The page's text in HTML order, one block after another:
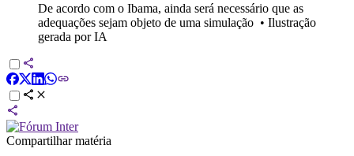
De acordo com o Ibama, ainda será necessário que as
adequações sejam objeto de uma simulação • Ilustração
gerada por IA
Compartilhar matéria